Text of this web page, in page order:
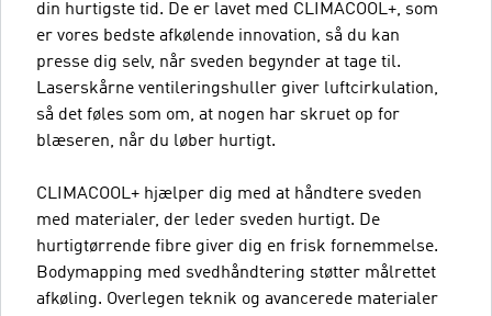
din hurtigste tid. De er lavet med CLIMACOOL+, som
er vores bedste afkølende innovation, så du kan
presse dig selv, når sveden begynder at tage til.
Laserskårne ventileringshuller giver luftcirkulation,
så det føles som om, at nogen har skruet op for
blæseren, når du løber hurtigt.
CLIMACOOL+ hjælper dig med at håndtere sveden
med materialer, der leder sveden hurtigt. De
hurtigtørrende fibre giver dig en frisk fornemmelse.
Bodymapping med svedhåndtering støtter målrettet
afkøling. Overlegen teknik og avancerede materialer